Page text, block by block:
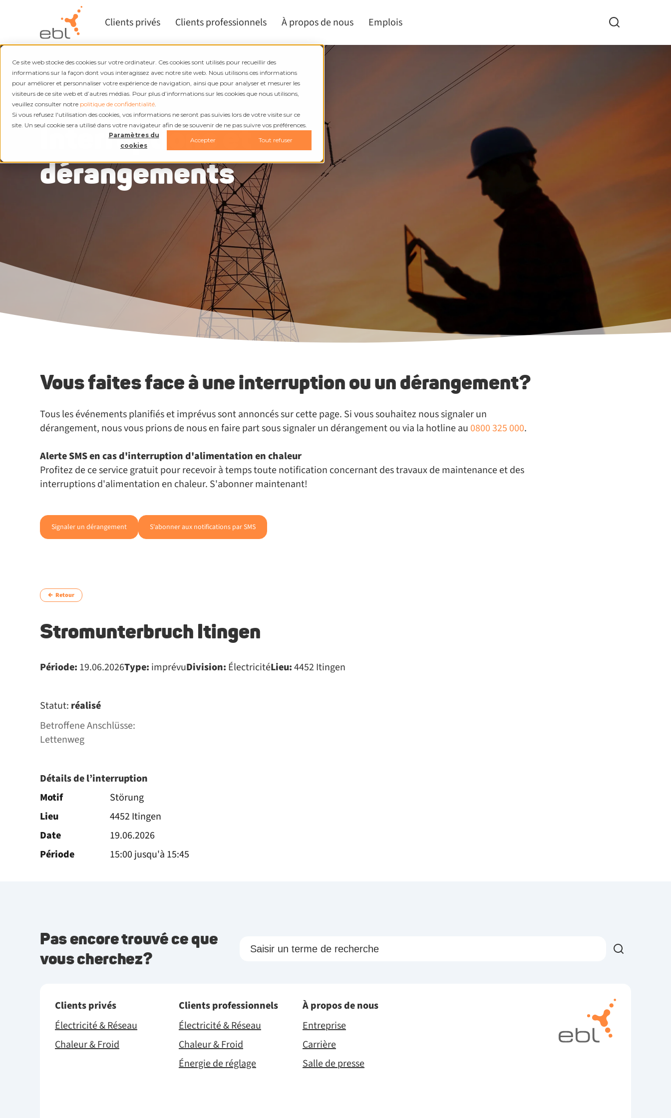
Ce site web stocke des cookies sur votre ordinateur. Ces cookies sont utilisés pour recueillir des
informations sur la façon dont vous interagissez avec notre site web. Nous utilisons ces informations
pour améliorer et personnaliser votre expérience de navigation, ainsi que pour analyser et mesurer les
visiteurs de ce site web et d’autres médias. Pour plus d’informations sur les cookies que nous utilisons,
veuillez consulter notre politique de confidentialité.
Si vous refusez l'utilisation des cookies, vos informations ne seront pas suivies lors de votre visite sur ce
site. Un seul cookie sera utilisé dans votre navigateur afin de se souvenir de ne pas suivre vos préférences.
Paramètres du
cookies
Accepter Tout refuser
Clients privés Clients professionnels À propos de nous Emplois
Électricité et chaleur
Interruptions et
dérangements
Vous faites face à une interruption ou un dérangement?
Tous les événements planifiés et imprévus sont annoncés sur cette page. Si vous souhaitez nous signaler un
dérangement, nous vous prions de nous en faire part sous signaler un dérangement ou via la hotline au 0800 325 000.
Alerte SMS en cas d'interruption d'alimentation en chaleur
Profitez de ce service gratuit pour recevoir à temps toute notification concernant des travaux de maintenance et des
interruptions d'alimentation en chaleur. S'abonner maintenant!
Signaler un dérangement S'abonner aux notifications par SMS
Retour
Stromunterbruch Itingen
Période: 19.06.2026Type: imprévuDivision: ÉlectricitéLieu:4452 Itingen
Statut: réalisé
Betroffene Anschlüsse:
Lettenweg
Détails de l’interruption
Motif
Störung
Lieu
4452 Itingen
Date
19.06.2026
Période
15:00 jusqu'à 15:45
Pas encore trouvé ce que
vous cherchez?
Clients privés
Électricité & Réseau
Chaleur & Froid
Clients professionnels
Électricité & Réseau
Chaleur & Froid
Énergie de réglage
À propos de nous
Entreprise
Carrière
Salle de presse